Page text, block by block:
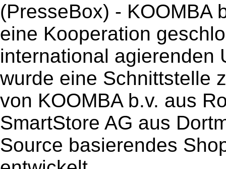
(PresseBox) - KOOMBA
eine Kooperation
international agierenden
wurde eine Schnittstelle
von KOOMBA b.v. aus
SmartStore AG aus
Source basierendes